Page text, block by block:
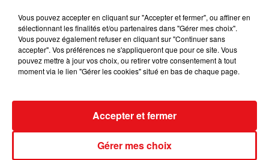
Vous pouvez accepter en cliquant sur "Accepter et fermer", ou affiner en
sélectionnant les finalités et/ou partenaires dans "Gérer mes choix".
Vous pouvez également refuser en cliquant sur "Continuer sans
accepter". Vos préférences ne s'appliqueront que pour ce site. Vous
pouvez mettre à jour vos choix, ou retirer votre consentement à tout
moment via le lien "Gérer les cookies" situé en bas de chaque page.
Gérer mes choix
Accepter et fermer